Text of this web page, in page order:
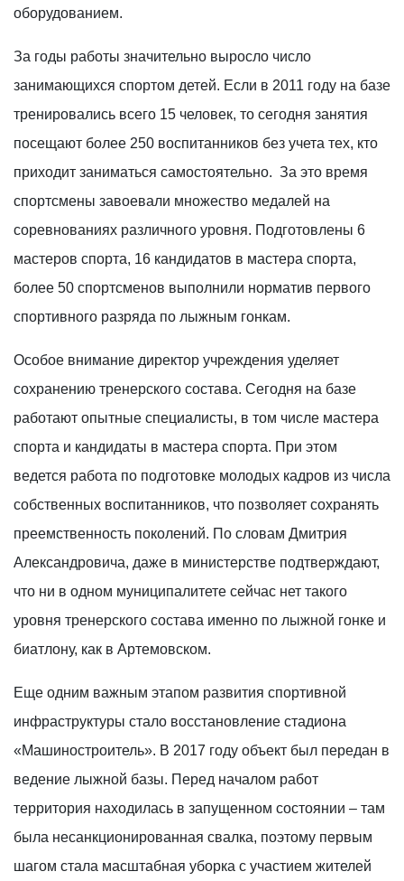
оборудованием.
За годы работы значительно выросло число
занимающихся спортом детей. Если в 2011 году на базе
тренировались всего 15 человек, то сегодня занятия
посещают более 250 воспитанников без учета тех, кто
приходит заниматься самостоятельно. За это время
спортсмены завоевали множество медалей на
соревнованиях различного уровня. Подготовлены 6
мастеров спорта, 16 кандидатов в мастера спорта,
более 50 спортсменов выполнили норматив первого
спортивного разряда по лыжным гонкам.
Особое внимание директор учреждения уделяет
сохранению тренерского состава. Сегодня на базе
работают опытные специалисты, в том числе мастера
спорта и кандидаты в мастера спорта. При этом
ведется работа по подготовке молодых кадров из числа
собственных воспитанников, что позволяет сохранять
преемственность поколений. По словам Дмитрия
Александровича, даже в министерстве подтверждают,
что ни в одном муниципалитете сейчас нет такого
уровня тренерского состава именно по лыжной гонке и
биатлону, как в Артемовском.
Еще одним важным этапом развития спортивной
инфраструктуры стало восстановление стадиона
«Машиностроитель». В 2017 году объект был передан в
ведение лыжной базы. Перед началом работ
территория находилась в запущенном состоянии – там
была несанкционированная свалка, поэтому первым
шагом стала масштабная уборка с участием жителей